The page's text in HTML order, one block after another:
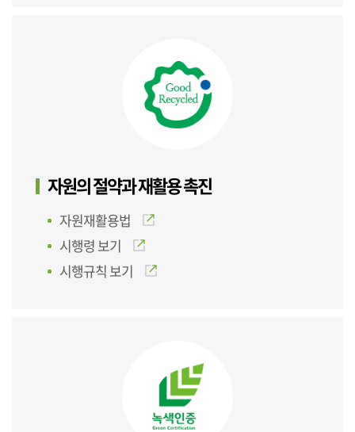
자원의 절약과 재활용 촉진
자원재활용법
시행령 보기
시행규칙 보기